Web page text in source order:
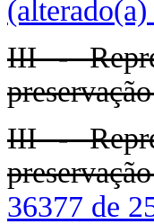
III -
III -
36377 de